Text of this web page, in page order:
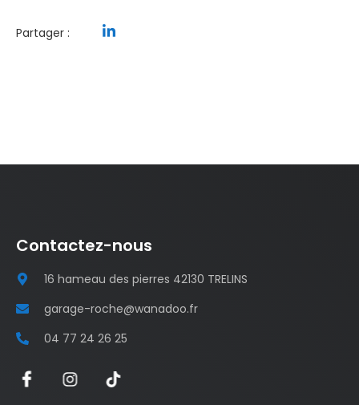
Partager :
Contactez-nous
16 hameau des pierres 42130 TRELINS
garage-roche@wanadoo.fr
04 77 24 26 25